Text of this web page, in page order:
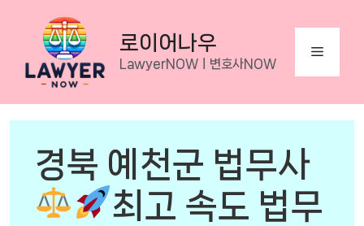
content
로이어나우
LawyerNOWㅣ변호사NOW
Menu
경북 예천군 법무사
최고 속도 법무